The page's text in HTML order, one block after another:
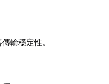
輸穩定性。